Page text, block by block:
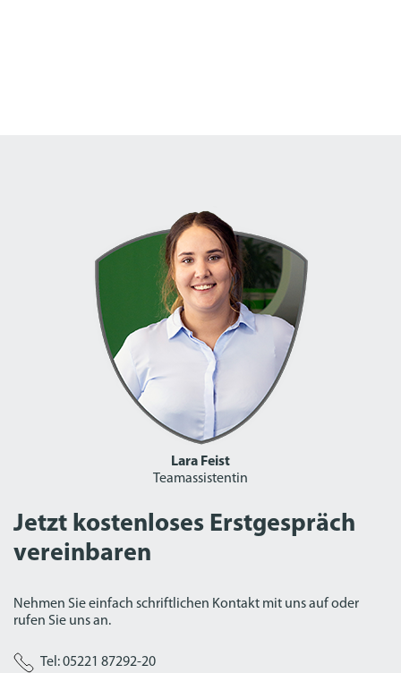
Lara Feist
Teamassistentin
Jetzt kostenloses Erstgespräch
vereinbaren
Nehmen Sie einfach schriftlichen Kontakt mit uns auf oder
rufen Sie uns an.
Tel: 05221 87292-20